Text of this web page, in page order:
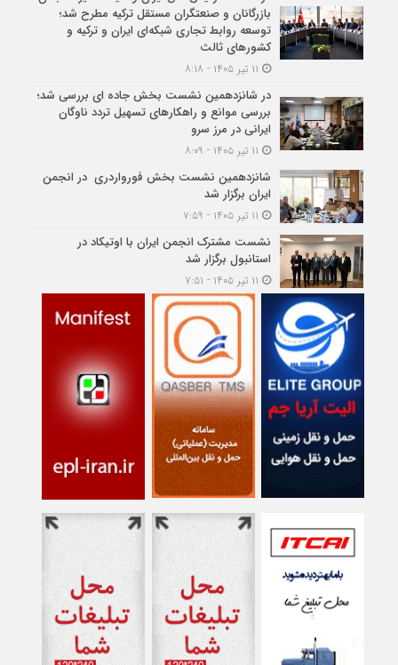
بازرگانان و صنعتگران مستقل ترکیه مطرح شد؛
توسعه روابط تجاری شبکه‌ای ایران و ترکیه و
کشورهای ثالث
در شانزدهمین نشست بخش جاده ای بررسی شد؛
بررسی موانع و راهکارهای تسهیل تردد ناوگان
ایرانی در مرز سرو
شانزدهمین نشست بخش فورواردری در انجمن
ایران برگزار شد
نشست مشترک انجمن ایران با اوتیکاد در
استانبول برگزار شد